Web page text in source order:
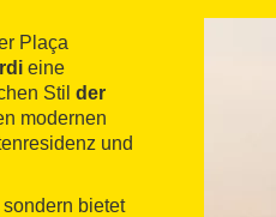
Plaça
eine
Stil der
modernen
und
bietet